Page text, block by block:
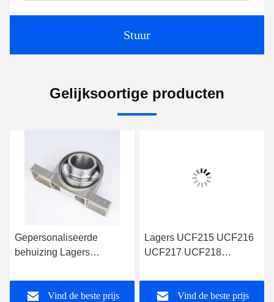
Stuur
Gelijksoortige producten
Gepersonaliseerde
behuizing Lagers
Kussenbloklagers Ucp
210 Ucp 215Vind de beste prijs
Lagers UCF215 UCF216
UCF217 UCF218
voor kussens
Vind de beste prijs